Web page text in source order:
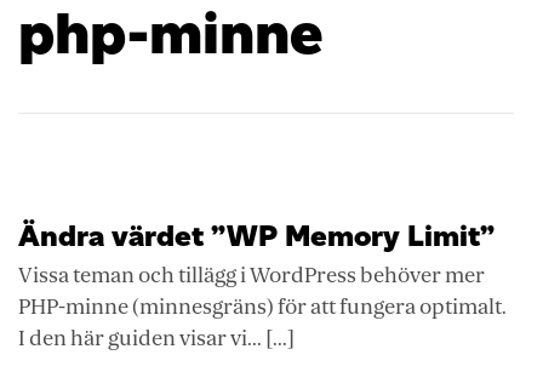
php-minne
Ändra värdet ”WP Memory Limit”
Vissa teman och tillägg i WordPress behöver mer
PHP-minne (minnesgräns) för att fungera optimalt.
I den här guiden visar vi... [...]